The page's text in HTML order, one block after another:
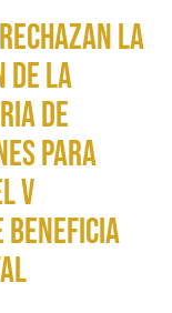
rechazan la
de la
de
para
V
beneficia